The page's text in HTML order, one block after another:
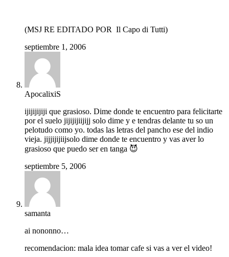
(MSJ RE EDITADO POR Il Capo di Tutti)
septiembre 1, 2006
ApocalixiS
ijijijijiji que grasioso. Dime donde te encuentro para felicitarte
por el suelo jijijijiijijj solo dime y e tendras delante tu so un
pelotudo como yo. todas las letras del pancho ese del indio
vieja. jijjijijiijsolo dime donde te encuentro y vas aver lo
grasioso que puedo ser en tanga 😈
septiembre 5, 2006
samanta
ai nononno…
recomendacion: mala idea tomar cafe si vas a ver el video!